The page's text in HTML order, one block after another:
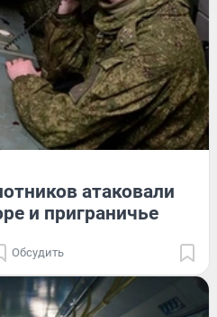
атаковали
и приграничье
Обсудить